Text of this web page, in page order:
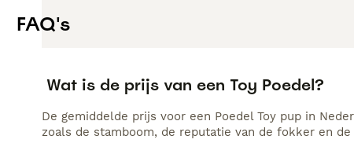
FAQ's
Wat is de prijs van een Toy Poedel?
De gemiddelde prijs voor een Poedel Toy pup in
zoals de stamboom, de reputatie van de fokker en de